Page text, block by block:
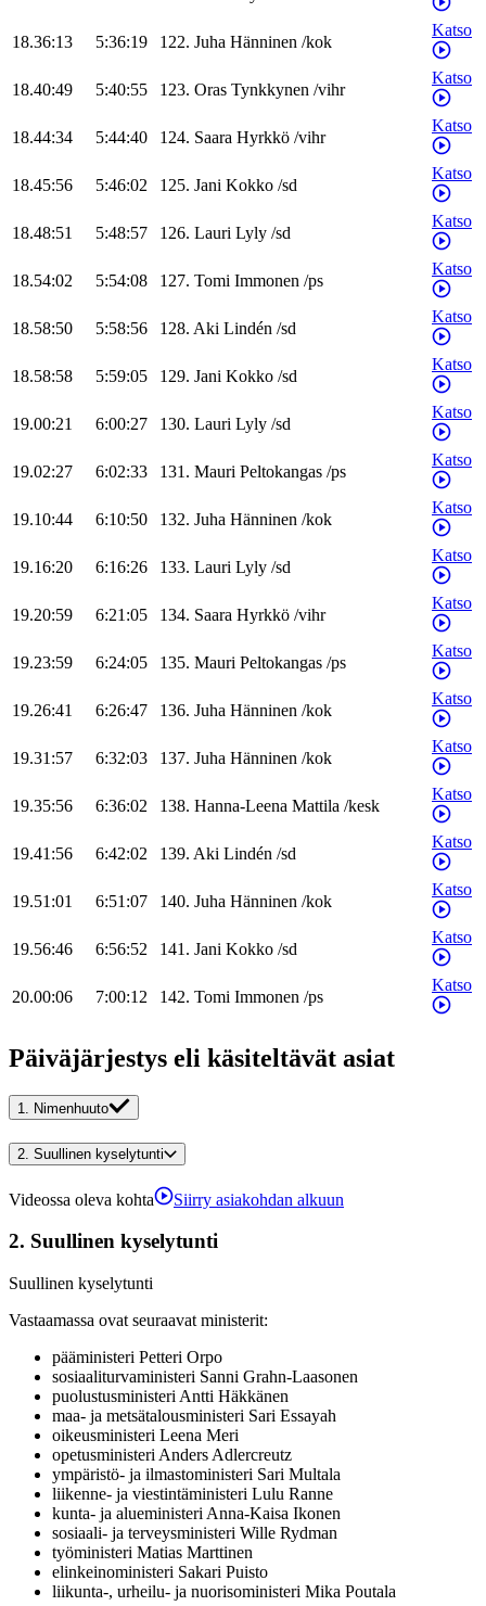
18.36:13 5:36:19 122. Juha Hänninen /kok
Katso
18.40:49 5:40:55 123. Oras Tynkkynen /vihr
Katso
18.44:34 5:44:40 124. Saara Hyrkkö /vihr
Katso
18.45:56 5:46:02 125. Jani Kokko /sd
Katso
18.48:51 5:48:57 126. Lauri Lyly /sd
Katso
18.54:02 5:54:08 127. Tomi Immonen /ps
Katso
18.58:50 5:58:56 128. Aki Lindén /sd
Katso
18.58:58 5:59:05 129. Jani Kokko /sd
Katso
19.00:21 6:00:27 130. Lauri Lyly /sd
Katso
19.02:27 6:02:33 131. Mauri Peltokangas /ps
Katso
19.10:44 6:10:50 132. Juha Hänninen /kok
Katso
19.16:20 6:16:26 133. Lauri Lyly /sd
Katso
19.20:59 6:21:05 134. Saara Hyrkkö /vihr
Katso
19.23:59 6:24:05 135. Mauri Peltokangas /ps
Katso
19.26:41 6:26:47 136. Juha Hänninen /kok
Katso
19.31:57 6:32:03 137. Juha Hänninen /kok
Katso
19.35:56 6:36:02 138. Hanna-Leena Mattila /kesk
Katso
19.41:56 6:42:02 139. Aki Lindén /sd
Katso
19.51:01 6:51:07 140. Juha Hänninen /kok
Katso
19.56:46 6:56:52 141. Jani Kokko /sd
Katso
20.00:06 7:00:12 142. Tomi Immonen /ps
Katso
Päiväjärjestys eli käsiteltävät asiat
1. Nimenhuuto
2. Suullinen kyselytunti
Videossa oleva kohta Siirry asiakohdan alkuun
2. Suullinen kyselytunti
Suullinen kyselytunti
Vastaamassa ovat seuraavat ministerit:
pääministeri Petteri Orpo
sosiaaliturvaministeri Sanni Grahn-Laasonen
puolustusministeri Antti Häkkänen
maa- ja metsätalousministeri Sari Essayah
oikeusministeri Leena Meri
opetusministeri Anders Adlercreutz
ympäristö- ja ilmastoministeri Sari Multala
liikenne- ja viestintäministeri Lulu Ranne
kunta- ja alueministeri Anna-Kaisa Ikonen
sosiaali- ja terveysministeri Wille Rydman
työministeri Matias Marttinen
elinkeinoministeri Sakari Puisto
liikunta-, urheilu- ja nuorisoministeri Mika Poutala